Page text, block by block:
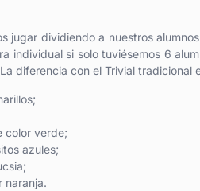
jugar dividiendo a nuestros
individual si solo tuviésemos 6
diferencia con el Trivial
color verde;
azules;
naranja.